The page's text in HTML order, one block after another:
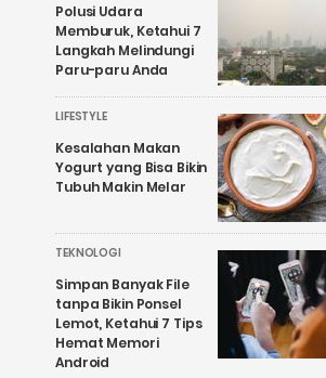
Polusi Udara
Memburuk, Ketahui 7
Langkah Melindungi
Paru-paru Anda
LIFESTYLE
Kesalahan Makan
Yogurt yang Bisa Bikin
Tubuh Makin Melar
TEKNOLOGI
Simpan Banyak File
tanpa Bikin Ponsel
Lemot, Ketahui 7 Tips
Hemat Memori
Android